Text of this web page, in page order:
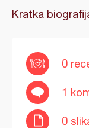
Kratka
0
1
0